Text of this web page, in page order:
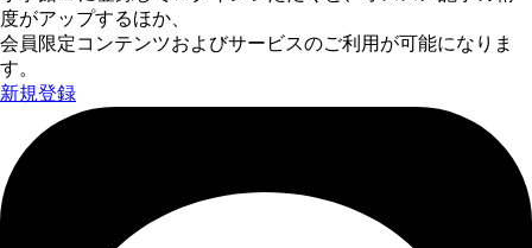
度がアップするほか、
会員限定コンテンツおよびサービスのご利用が可能になりま
す。
新規登録